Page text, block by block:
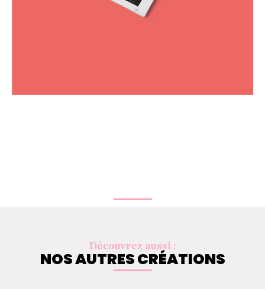
Découvrez aussi :
NOS AUTRES CRÉATIONS